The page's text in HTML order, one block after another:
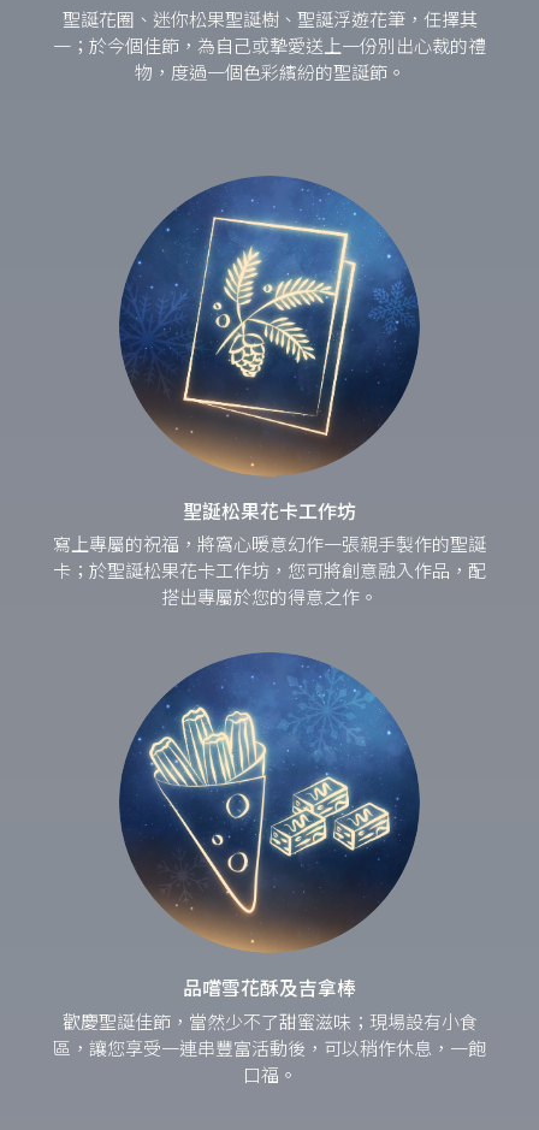
聖誕花圈、迷你松果聖誕樹、聖誕浮遊花筆，任擇其
一；於今個佳節，為自己或摯愛送上一份別出心裁的禮
物，度過一個色彩繽紛的聖誕節。
聖誕松果花卡工作坊
寫上專屬的祝福，將窩心暖意幻作一張親手製作的聖誕
卡；於聖誕松果花卡工作坊，您可將創意融入作品，配
搭出專屬於您的得意之作。
品嚐雪花酥及吉拿棒
歡慶聖誕佳節，當然少不了甜蜜滋味；現場設有小食
區，讓您享受一連串豐富活動後，可以稍作休息，一飽
口福。